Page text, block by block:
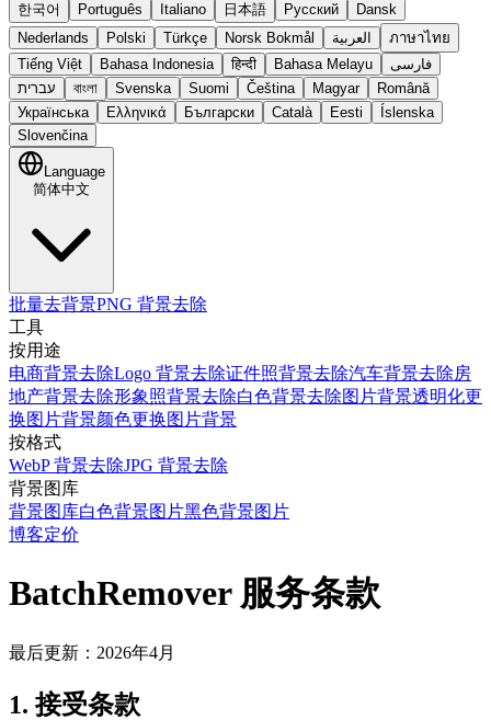
한국어 Português Italiano 日本語 Русский
Dansk
Nederlands
Polski Türkçe Norsk Bokmål العربية
ภาษาไทย
Tiếng Việt
Bahasa Indonesia हिन्दी Bahasa Melayu
فارسی
עברית
বাংলা Svenska Suomi Čeština Magyar
Română
Українська
Ελληνικά Български Català Eesti
Íslenska
Slovenčina
Language
简体中文
批量去背景PNG 背景去除
工具
按用途
电商背景去除Logo 背景去除证件照背景去除汽车背景去除房
地产背景去除形象照背景去除白色背景去除图片背景透明化更
换图片背景颜色更换图片背景
按格式
WebP 背景去除JPG 背景去除
背景图库
背景图库白色背景图片黑色背景图片
博客定价
BatchRemover 服务条款
最后更新：2026年4月
1. 接受条款